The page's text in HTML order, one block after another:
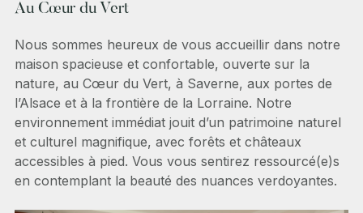
Au Cœur du Vert
Nous sommes heureux de vous accueillir dans notre
maison spacieuse et confortable, ouverte sur la
nature, au Cœur du Vert, à Saverne, aux portes de
l’Alsace et à la frontière de la Lorraine. Notre
environnement immédiat jouit d’un patrimoine naturel
et culturel magnifique, avec forêts et châteaux
accessibles à pied. Vous vous sentirez ressourcé(e)s
en contemplant la beauté des nuances verdoyantes.